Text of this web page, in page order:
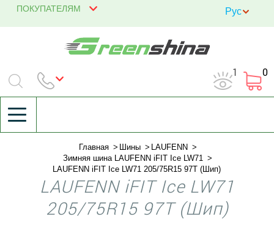
ПОКУПАТЕЛЯМ
1 0
Главная Шины
LAUFENN
Зимняя шина LAUFENN iFIT Ice LW71
LAUFENN iFIT Ice LW71 205/75R15 97T (Шип)
LAUFENN iFIT Ice LW71
205/75R15 97T (Шип)